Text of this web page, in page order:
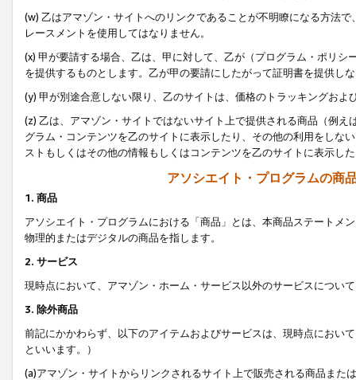
(w) 乙はアマゾン・サイトへのリンクであることが不明瞭になる方法
レースメントを使用してはなりません。
(x) 甲が要請する場合、乙は、甲に対して、乙が（プログラム・ポリ
を提供するものとします。乙が甲の要請にしたがって証明書を提供し
(y) 甲が別途合意しない限り、乙のサイトは、価格のトラッキングお
(z) 乙は、アマゾン・サイトではないサイト上で提供される商品（例
グラム・コンテンツを乙のサイトに表示したり、その他の利用をしな
ストもしくはその他の情報もしくはコンテンツを乙のサイトに表示し
アソシエイト・プログラムの商
1. 商品
アソシエイト・プログラムにおける「商品」とは、本商品ステートメ
物理的またはデジタルの商品を指します。
2. サービス
現時点において、アマゾン・ホーム・サービス以外のサービスについ
3. 除外商品
前記にかかわらず、以下のアイテムおよびサービスは、現時点におい
といいます。）
(a)アマゾン・サイトからリンクされるサイト上で販売される商品ま